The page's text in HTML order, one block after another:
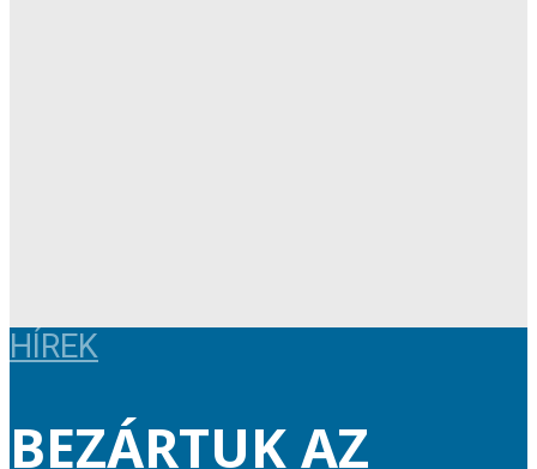
HÍREK
BEZÁRTUK AZ